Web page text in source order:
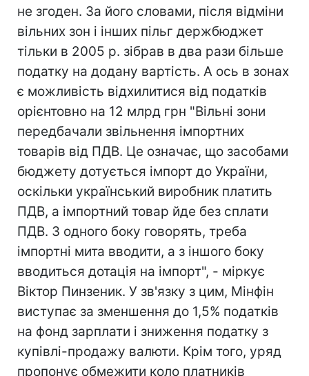
не згоден. За його словами, після відміни
вільних зон і інших пільг держбюджет
тільки в 2005 р. зібрав в два рази більше
податку на додану вартість. А ось в зонах
є можливість відхилитися від податків
орієнтовно на 12 млрд грн "Вільні зони
передбачали звільнення імпортних
товарів від ПДВ. Це означає, що засобами
бюджету дотується імпорт до України,
оскільки український виробник платить
ПДВ, а імпортний товар йде без сплати
ПДВ. З одного боку говорять, треба
імпортні мита вводити, а з іншого боку
вводиться дотація на імпорт", - міркує
Віктор Пинзеник. У зв'язку з цим, Мінфін
виступає за зменшення до 1,5% податків
на фонд зарплати і зниження податку з
купівлі-продажу валюти. Крім того, уряд
пропонує обмежити коло платників